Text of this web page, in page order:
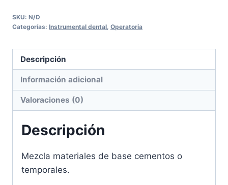
un
UNION
cantidad
SKU: N/D
Categorías: Instrumental dental Operatoria
Descripción
Información adicional
Valoraciones (0)
Descripción
Mezcla materiales de base cementos o
temporales.